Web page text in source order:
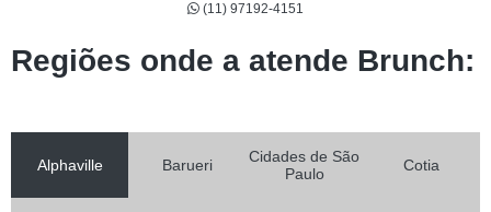
(11) 97192-4151
Regiões onde a atende Brunch:
Alphaville Barueri
Cidades de São
Paulo
Cotia